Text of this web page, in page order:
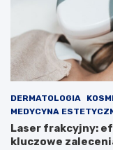
DERMATOLOGIA
MEDYCYNA
Laser frakcyjny:
kluczowe